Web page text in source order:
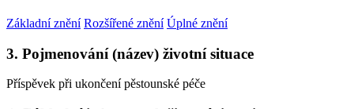
Základní znění Rozšířené znění Úplné znění
3. Pojmenování (název) životní situace
Příspěvek při ukončení pěstounské péče